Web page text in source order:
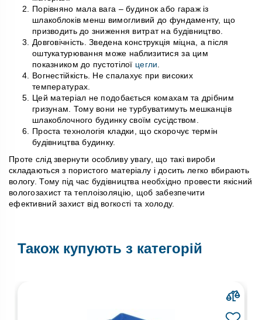
Порівняно мала вага – будинок або гараж із
шлакоблоків менш вимогливий до фундаменту, що
призводить до зниження витрат на будівництво.
Довговічність. Зведена конструкція міцна, а після
оштукатурювання може наблизитися за цим
показником до пустотілої цегли
Вогнестійкість. Не спалахує при високих
температурах.
Цей матеріал не подобається комахам та дрібним
гризунам. Тому вони не турбуватимуть мешканців
шлакоблочного будинку своїм сусідством.
Проста технологія кладки, що скорочує термін
будівництва будинку.
Проте слід звернути особливу увагу, що такі вироби
складаються з пористого матеріалу і досить легко вбирають
вологу. Тому під час будівництва необхідно провести якісний
вологозахист та теплоізоляцію, щоб забезпечити
ефективний захист від вогкості та холоду.
Також купують з категорій